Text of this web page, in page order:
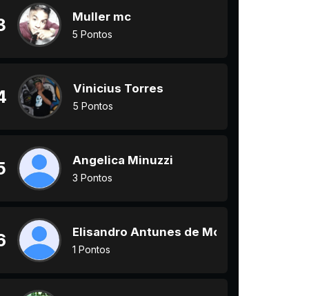
Muller mc
5 Pontos
Vinicius Torres
5 Pontos
Angelica Minuzzi
3 Pontos
Elisandro Antunes de Moraes
1 Pontos